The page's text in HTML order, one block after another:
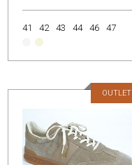
41 42 43 44 46 47
OUTLET